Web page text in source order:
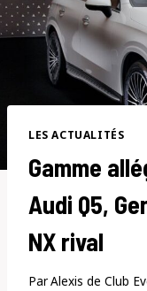
LES ACTUALITÉS
Gamme
Audi Q5,
NX rival
ParAlexis de Club